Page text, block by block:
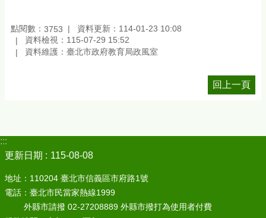
點閱數： 3753
資料更新：114-01-23 10:08
資料檢視：115-07-29 15:52
資料維護：臺北市政府教育局政風室
回上一頁
:::
更新日期
115-08-08
地址：110204 臺北市信義區市府路1號
電話：臺北市民當家熱線1999
外縣市請撥 02-27208889 外縣市撥打為使用者付費